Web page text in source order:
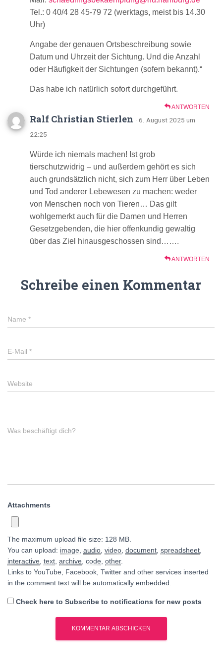
Tel.: 0 40/4 28 45‑79 72 (werktags, meist bis 14.30
Uhr)
Angabe der genauen Ortsbeschreibung sowie
Datum und Uhrzeit der Sichtung. Und die Anzahl
oder Häufigkeit der Sichtungen (sofern bekannt).“
Das habe ich natürlich sofort durchgeführt.
ANTWORTEN
Ralf Christian Stierlen · 6. August 2025 um
22:25
Würde ich niemals machen! Ist grob
tierschutzwidrig – und außerdem gehört es sich
auch grundsätzlich nicht, sich zum Herr über Leben
und Tod anderer Lebewesen zu machen: weder
von Menschen noch von Tieren… Das gilt
wohlgemerkt auch für die Damen und Herren
Gesetzgebenden, die hier offenkundig gewaltig
über das Ziel hinausgeschossen sind…….
ANTWORTEN
Schreibe einen Kommentar
Name *
E-Mail *
Website
Was beschäftigt dich?
Attachments
The maximum upload file size: 128 MB.
You can upload: image audio video document spreadsheet
interactive text archive code other.
Links to YouTube, Facebook, Twitter and other services inserted
in the comment text will be automatically embedded.
Check here to Subscribe to notifications for new posts